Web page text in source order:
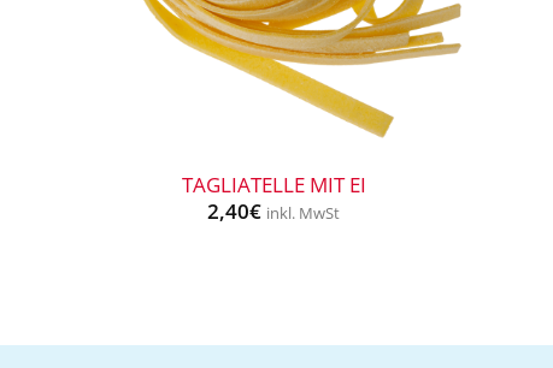
TAGLIATELLE MIT EI
2,40€ inkl. MwSt